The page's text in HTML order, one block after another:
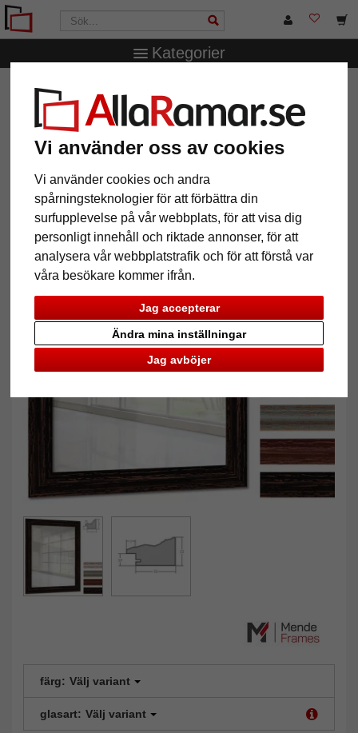
Vi använder oss av cookies
Vi använder cookies och andra
spårningsteknologier för att förbättra din
surfupplevelse på vår webbplats, för att visa dig
personligt innehåll och riktade annonser, för att
analysera vår webbplatstrafik och för att förstå var
våra besökare kommer ifrån.
Jag accepterar
Jag avböjer
Ändra mina inställningar
Kategorier
AllaRamar.se
Mandraka måttbeställd
Väggspegel Mandraka
måttbeställd
färg: Välj variant
glasart: Välj variant